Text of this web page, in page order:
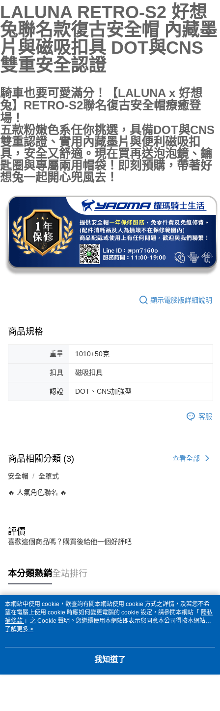
LALUNA RETRO-S2 好想
兔聯名款復古安全帽 內藏墨
片與磁吸扣具 DOT與CNS
雙重安全認證
騎車也要可愛滿分！【LALUNA x 好想
兔】RETRO-S2聯名復古安全帽療癒登
場！
五款粉嫩色系任你挑選，具備DOT與CNS
雙重認證、實用內藏墨片與便利磁吸扣
具，安全又舒適。現在買再送泡泡鏡、鑰
匙圈與專屬兩用帽袋！即刻預購，帶著好
想兔一起開心兜風去！
顯示電腦版詳細說明
商品規格
重量 1010±50克
扣具 磁吸扣具
認證 DOT、CNS加強型
客服
商品相關分類 (3) 查看全部
安全帽 全罩式
🔥 人氣角色聯名 🔥
評價
喜歡這個商品嗎？購買後給他一個好評吧
本分類熱銷全站排行
熱門標籤
本網站中使用 cookie，欲查詢有關本網站使用 cookie 方式之詳情，及若您不希
望在電腦上使用 cookie 時應如何變更電腦的 cookie 設定，請參閱本網站「 隱私
權條款 」之 Cookie 聲明。您繼續使用本網站即表示您同意本公司得按本網站使
用條款之 Cookie 聲明使用 cookie。
了解更多 >
我知道了